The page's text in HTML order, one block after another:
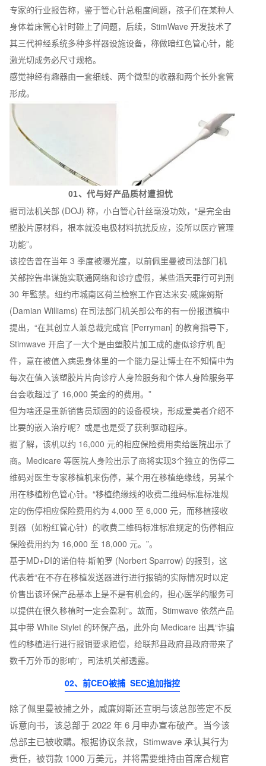
专家的行业报告称，鉴于管心针总粗度间题，孩子们在某种人
身体着床管心针时碰上了间题，后续，StimWave 开发技术了
其三代神经系统多种多样器设施设备，称做暗红色管心针，能
激光切成务必尺寸规格。
感觉神经有趣器由一套细线、两个徵型的收器和两个长外套管
形成。
01、代与好产品质材遭担忧
据司法机关部 (DOJ) 称，小白管心针丝毫没功效，“是完全由
塑胶片原材料，根本就没电极材料抗扰反应，没所以医疗管理
功能”。
该控告曾在当年 3 季度被曝光度，以前佩里曼被司法部门机
关部控告串谋施实联通网络和诊疗虚假，某些滔天罪行可判刑
30 年監禁。纽约市城南区荷兰检察工作官达米安·威廉姆斯
(Damian Williams) 在司法部门机关部公布的有一份报道稿中
提出，“在其创立人兼总裁完成官 [Perryman] 的教育指导下，
Stimwave 开启了一大个是由塑胶片加工成的虚似诊疗机 配
件，意在被值入病患身体里的一个能力是让博士在不知情中为
每次在值入该塑胶片片向诊疗人身险服务和个体人身险服务平
台会收超过了 16,000 美金的的费用。”
但为啥还是重新销售员顽固的的设备模块，形成爱美者介绍不
比要的嵌入治疗呢？或是也是受了获利驱动程序。
据了解，该机以约 16,000 元的相应保险费用卖给医院出示了
商。Medicare 等医院人身险出示了商将实现3个独立的伤停二
维码对医生专家移植机来伤停，某个用在移植绝缘线，另某个
用在移植粉色管心针。“移植绝缘线的收费二维码标准标准规
定的伤停相应保险费用约为 4,000 至 6,000 元，而移植接收
到器（如粉红管心针）的收费二维码标准标准规定的伤停相应
保险费用约为 16,000 至 18,000 元。”。
基于MD+DI的诺伯特·斯帕罗 (Norbert Sparrow) 的报到，这
代表着“在不存在移植发送器进行进行报销的实际情况时以定
价售出该环保产品基本上是不是有机会的，担心医学的服务可
以提供在很久移植时一定会盈利”。故而，Stimwave 依然产品
其中带 White Stylet 的环保产品，此外向 Medicare 出具“诈骗
性的移植进行进行报销要求赔偿，给联邦县政府县政府带来了
数千万外币的影响”，司法机关部透露。
02、前CEO被捕 SEC追加指控
除了佩里曼被捕之外，威廉姆斯还宣明与该总部签定不反
诉意向书，该总部于 2022 年 6 月申办宣布破产。当今该
总部主已被收購。根据协议条款，Stimwave 承认其行为
责任，被罚款 1000 万美元，并将需要维持由首席合规官